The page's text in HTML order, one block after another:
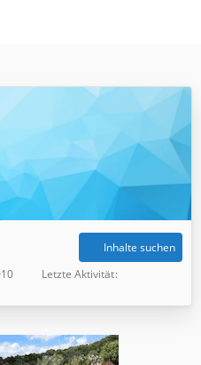
Inhalte suchen
Letzte Aktivität